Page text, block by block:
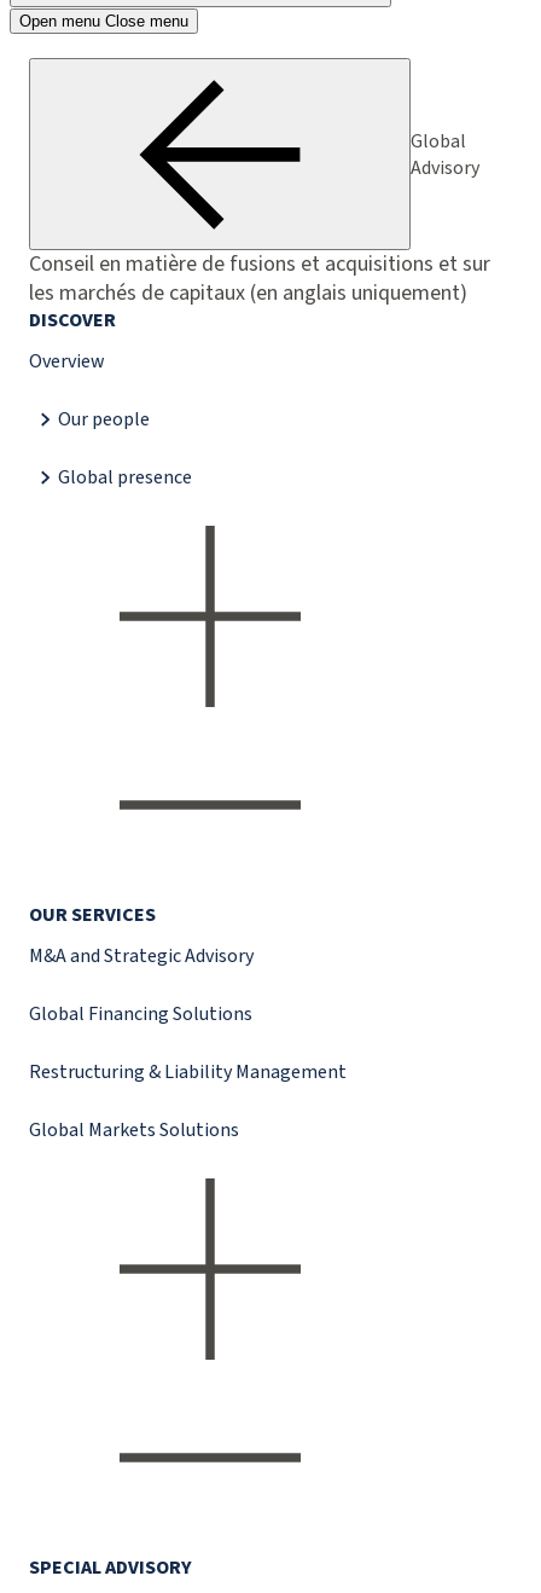
Open menu Close menu
Global
Advisory
Conseil en matière de fusions et acquisitions et sur
les marchés de capitaux (en anglais uniquement)
DISCOVER
Overview
Our people
Global presence
OUR SERVICES
M&A and Strategic Advisory
Global Financing Solutions
Restructuring & Liability Management
Global Markets Solutions
SPECIAL ADVISORY